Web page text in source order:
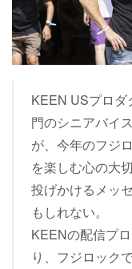
KEEN USプロダ
門のシニアバイ
が、今年のフジ
を楽しむ心の大
投げかけるメッ
もしれない。
KEENの配信プ
り、フジロック